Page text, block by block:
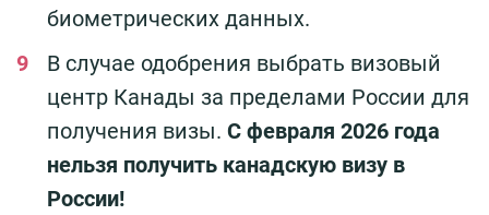
биометрических данных.
В случае одобрения выбрать визовый
центр Канады за пределами России для
получения визы. С февраля 2026 года
нельзя получить канадскую визу в
России!